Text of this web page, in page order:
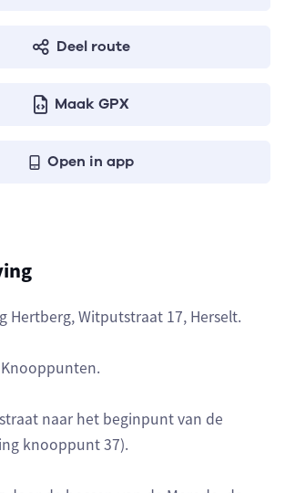
Deel route
Maak GPX
Open in app
Hertberg, Witputstraat 17, Herselt.
naar het beginpunt van de
knooppunt 37).